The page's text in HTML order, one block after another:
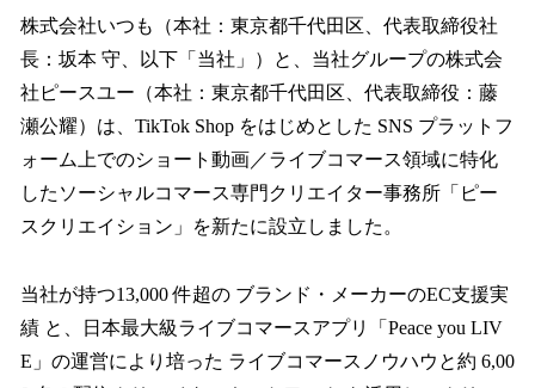
！
読
み
中
で
株式会社いつも（本社：東京都千代田区、代表取締役社
長：坂本 守、以下「当社」）と、当社グループの株式会
社ピースユー（本社：東京都千代田区、代表取締役：藤
瀬公耀）は、TikTok Shop をはじめとした SNS プラットフ
ォーム上でのショート動画／ライブコマース領域に特化
したソーシャルコマース専門クリエイター事務所「ピー
スクリエイション」を新たに設立しました。
当社が持つ13,000 件超の ブランド・メーカーのEC支援実
績 と、日本最大級ライブコマースアプリ「Peace you LIV
E」の運営により培った ライブコマースノウハウと約 6,00